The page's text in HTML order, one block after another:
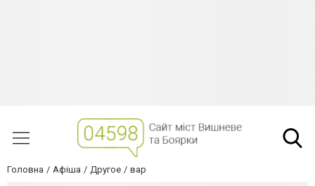
Головна Афіша Другое вар